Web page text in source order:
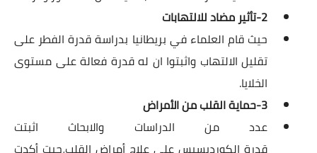
2-تأثير مضاد للالتهابات
حيث قام العلماء في بريطانيا بدراسة قدرة الفطر على
تقليل الالتهاب واثبتوا ان له قدرة فعالة على مستوى
الخلايا.
3-حماية القلب من الأمراض
عدد من الدراسات والابحاث اثبتت
قدرة الكورديسبس على علاج أمراض القلب،حيت أكدت